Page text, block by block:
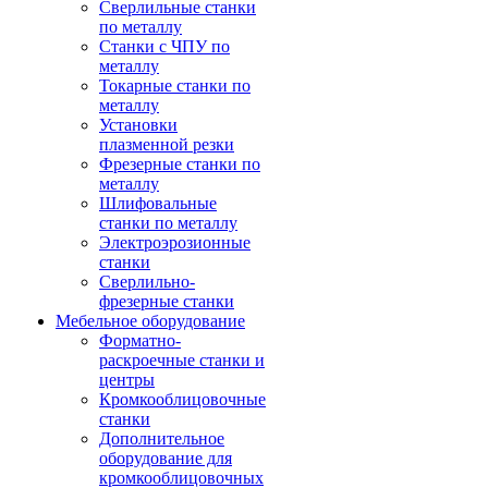
Сверлильные станки
по металлу
Станки с ЧПУ по
металлу
Токарные станки по
металлу
Установки
плазменной резки
Фрезерные станки по
металлу
Шлифовальные
станки по металлу
Электроэрозионные
станки
Сверлильно-
фрезерные станки
Мебельное оборудование
Форматно-
раскроечные станки и
центры
Кромкооблицовочные
станки
Дополнительное
оборудование для
кромкооблицовочных